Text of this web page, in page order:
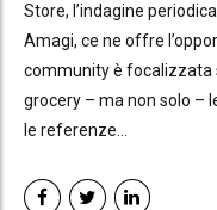
Store, l’indagine
Amagi, ce ne offre
community è focalizzata
grocery – ma non solo –
le referenze...